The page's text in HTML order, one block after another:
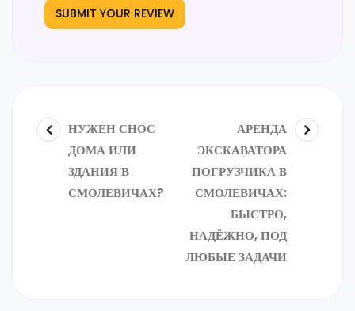
НУЖЕН СНОС
ДОМА ИЛИ
ЗДАНИЯ В
СМОЛЕВИЧАХ?
АРЕНДА
ЭКСКАВАТОРА
ПОГРУЗЧИКА В
СМОЛЕВИЧАХ:
БЫСТРО,
НАДЁЖНО, ПОД
ЛЮБЫЕ ЗАДАЧИ